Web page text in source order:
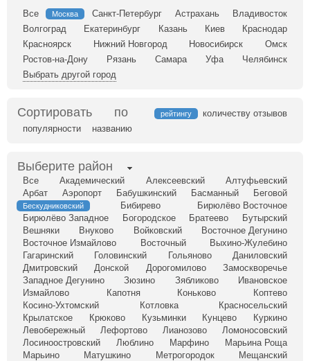
Все Москва Санкт-Петербург Астрахань
Владивосток
Волгоград
Екатеринбург Казань Киев
Краснодар
Красноярск
Нижний Новгород Новосибирск
Омск
Ростов-на-Дону
Рязань Самара Уфа
Челябинск
Выбрать другой город
Сортировать по рейтингу
количеству отзывов
популярности
названию
Выберите район
Все Академический Алексеевский
Алтуфьевский
Арбат
Аэропорт Бабушкинский Басманный Беговой
Бескудниковский Бибирево
Бирюлёво Восточное
Бирюлёво Западное
Богородское Братеево
Бутырский
Вешняки
Внуково Войковский
Восточное Дегунино
Восточное Измайлово
Восточный
Выхино-Жулебино
Гагаринский
Головинский Гольяново
Даниловский
Дмитровский
Донской Дорогомилово
Замоскворечье
Западное Дегунино
Зюзино Зябликово
Ивановское
Измайлово
Капотня Коньково
Коптево
Косино-Ухтомский
Котловка
Красносельский
Крылатское
Крюково Кузьминки Кунцево
Куркино
Левобережный
Лефортово Лианозово
Ломоносовский
Лосиноостровский
Люблино Марфино
Марьина Роща
Марьино
Матушкино Метрогородок
Мещанский